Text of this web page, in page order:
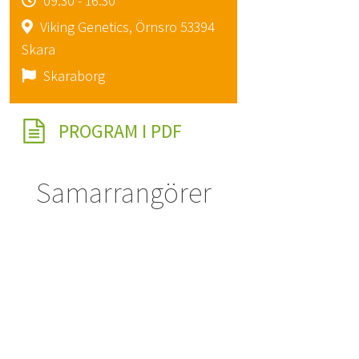
Viking Genetics, Örnsro 53394
Skara
Skaraborg
PROGRAM I PDF
Samarrangörer